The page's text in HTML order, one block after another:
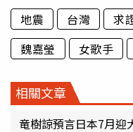
地震
台灣 求
魏嘉瑩
女歌手
相關文章
竜樹諒預言日本7月